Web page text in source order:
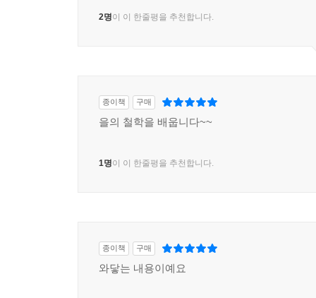
2명이 이 한줄평을 추천합니다.
종이책 구매
을의 철학을 배웁니다~~
1명이 이 한줄평을 추천합니다.
종이책 구매
와닿는 내용이예요